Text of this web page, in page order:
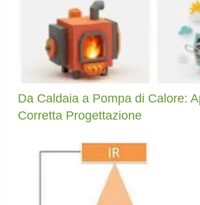
Da Caldaia a Pompa di Calore:
Corretta Progettazione